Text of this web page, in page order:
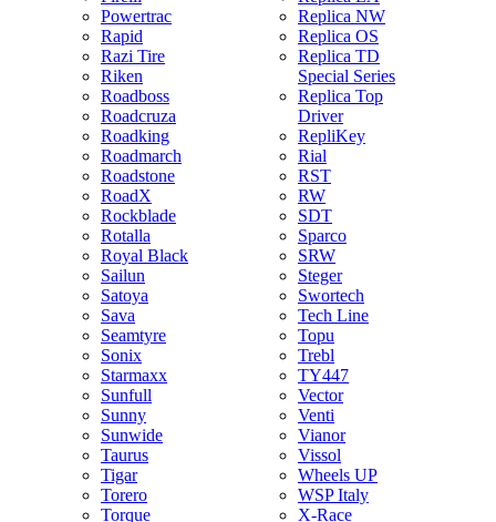
Powertrac
Rapid
Razi Tire
Riken
Roadboss
Roadcruza
Roadking
Roadmarch
Roadstone
RoadX
Rockblade
Rotalla
Royal Black
Sailun
Satoya
Sava
Seamtyre
Sonix
Starmaxx
Sunfull
Sunny
Sunwide
Taurus
Tigar
Torero
Torque
Replica NW
Replica OS
Replica TD
Special Series
Replica Top
Driver
RepliKey
Rial
RST
RW
SDT
Sparco
SRW
Steger
Swortech
Tech Line
Topu
Trebl
TY447
Vector
Venti
Vianor
Vissol
Wheels UP
WSP Italy
X-Race